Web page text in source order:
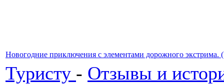
Новогодние приключения с элементами дорожного экстрима.
Туристу - Отзывы и